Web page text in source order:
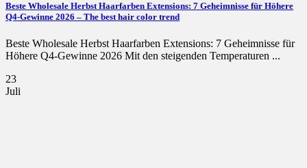
Beste Wholesale Herbst Haarfarben Extensions: 7 Geheimnisse für Höhere
Q4-Gewinne 2026 – The best hair color trend
Beste Wholesale Herbst Haarfarben Extensions: 7 Geheimnisse für
Höhere Q4-Gewinne 2026 Mit den steigenden Temperaturen ...
23
Juli